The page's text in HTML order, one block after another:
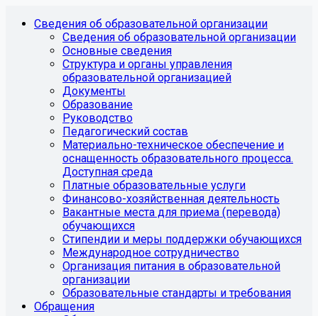
Сведения об образовательной организации
Сведения об образовательной организации
Основные сведения
Структура и органы управления
образовательной организацией
Документы
Образование
Руководство
Педагогический состав
Материально-техническое обеспечение и
оснащенность образовательного процесса.
Доступная среда
Платные образовательные услуги
Финансово-хозяйственная деятельность
Вакантные места для приема (перевода)
обучающихся
Стипендии и меры поддержки обучающихся
Международное сотрудничество
Организация питания в образовательной
организации
Образовательные стандарты и требования
Обращения